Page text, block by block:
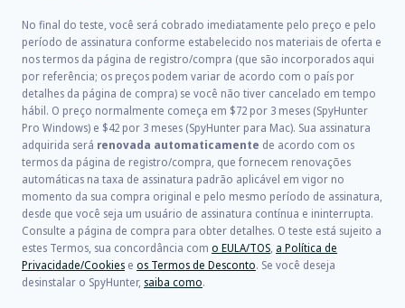
No final do teste, você será cobrado imediatamente pelo preço e pelo
período de assinatura conforme estabelecido nos materiais de oferta e
nos termos da página de registro/compra (que são incorporados aqui
por referência; os preços podem variar de acordo com o país por
detalhes da página de compra) se você não tiver cancelado em tempo
hábil. O preço normalmente começa em $72 por 3 meses (SpyHunter
Pro Windows) e $42 por 3 meses (SpyHunter para Mac). Sua assinatura
adquirida será renovada automaticamente de acordo com os
termos da página de registro/compra, que fornecem renovações
automáticas na taxa de assinatura padrão aplicável em vigor no
momento da sua compra original e pelo mesmo período de assinatura,
desde que você seja um usuário de assinatura contínua e ininterrupta.
Consulte a página de compra para obter detalhes. O teste está sujeito a
estes Termos, sua concordância com o EULA/TOS, a Política de
Privacidade/Cookies e os Termos de Desconto. Se você deseja
desinstalar o SpyHunter, saiba como.